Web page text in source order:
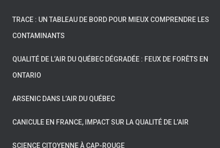
TRACE : UN TABLEAU DE BORD POUR MIEUX COMPRENDRE LES
CONTAMINANTS
QUALITÉ DE L’AIR DU QUÉBEC DÉGRADÉE : FEUX DE FORÊTS EN
ONTARIO
ARSENIC DANS L’AIR DU QUÉBEC
CANICULE EN FRANCE, IMPACT SUR LA QUALITÉ DE L’AIR
SCIENCE CITOYENNE À CAP-ROUGE